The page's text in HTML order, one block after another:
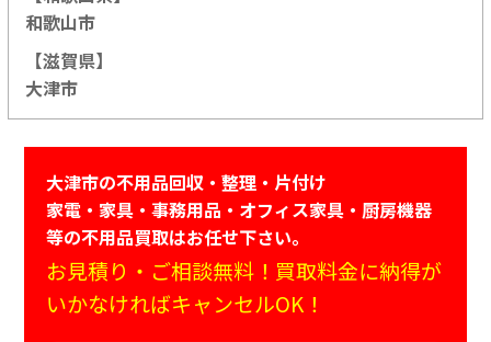
和歌山市
【滋賀県】
大津市
大津市の不用品回収・整理・片付け
家電・家具・事務用品・オフィス家具・厨房機器
等の不用品買取はお任せ下さい。
お見積り・ご相談無料！買取料金に納得が
いかなければキャンセルOK！